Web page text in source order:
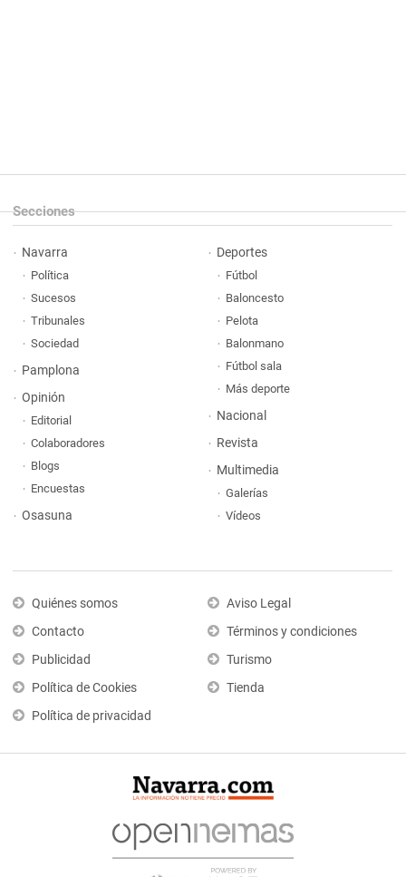
Secciones
Navarra
Política
Sucesos
Tribunales
Sociedad
Pamplona
Opinión
Editorial
Colaboradores
Blogs
Encuestas
Osasuna
Deportes
Fútbol
Baloncesto
Pelota
Balonmano
Fútbol sala
Más deporte
Nacional
Revista
Multimedia
Galerías
Vídeos
Quiénes somos
Contacto
Publicidad
Política de Cookies
Política de privacidad
Aviso Legal
Términos y condiciones
Turismo
Tienda